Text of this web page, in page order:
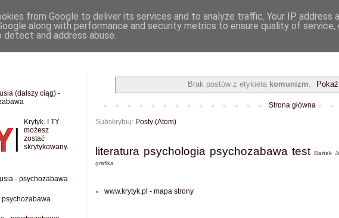
Brak postów z etykietą komunizm
Strona główna
Subskrybuj: Posty (Atom)
literatura psychologia psychozabawa test Bartek
grafika
www.krytyk.pl - mapa strony
(dalszy ciąg) -
Krytyk. I TY
możesz
zostać
skrytykowany.
- psychozabawa
psychozabawa
from Google to deliver its services and to analyze traffic. Your IP address
along with performance and security metrics to ensure quality of service,
and address abuse.